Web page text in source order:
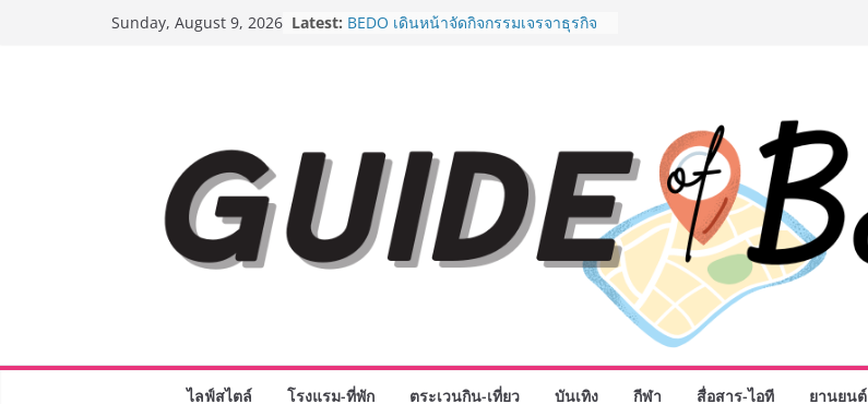
Sunday, August 9, 2026 Latest: AirAsia X SEE FAH พันธมิตรทางธุรกิจ
ระดับผลิตภัณฑ์ท้องถิ่นสู่ตลาดเชิง
พาณิชย์อย่างยั่งยืน
LORDNINE จัดศึกคนดังสายเกม ไทย
ปะทะ ฟิลิปปินส์ ใน “Rise of the Tenth
Lord” เปิดสงครามกิลด์ข้ามประเทศ
ฉลองเซิร์ฟเวอร์ใหม่ เฮเลนา
Guangzhou Yinghao School เผยวิสัย
เขาให้พร้อมเป็นผู้กำหนดอนาคต”
8.8 “ซูเลียน” รวมพลังนักธุรกิจทั่ว
ไลฟ์สไตล์ โรงแรม-ที่พัก ตระเวนกิน-เที่ยว บันเทิง กีฬา สื่อสาร-ไอที ยานยนต์